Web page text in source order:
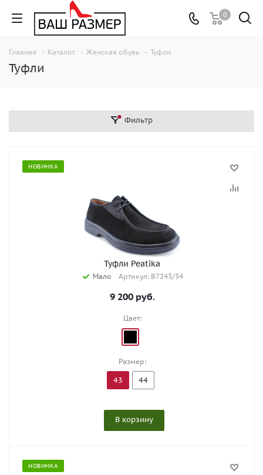
0
Главная - Каталог - Женская обувь - Туфли
Туфли
Фильтр
НОВИНКА
Туфли Peatika
Мало Артикул: B7243/34
9 200руб.
Цвет:
Размер:
43 44
В корзину
НОВИНКА